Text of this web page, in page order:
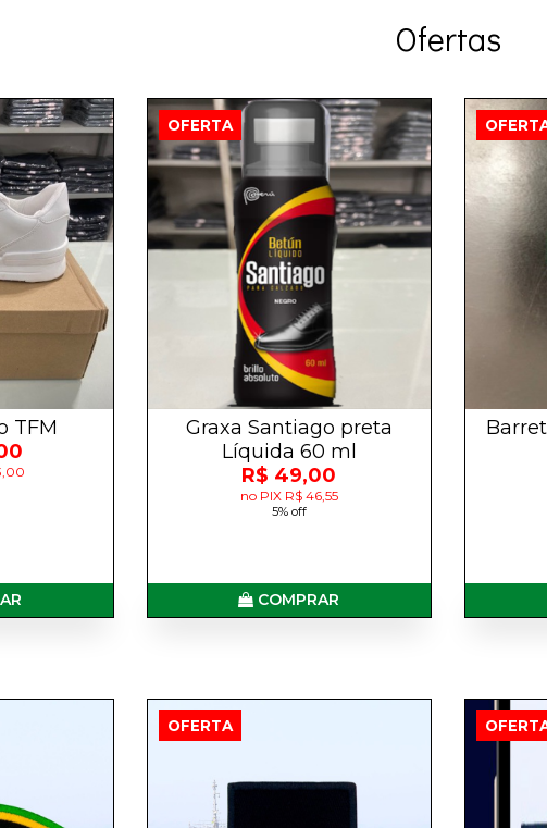
Ofertas
TFM
OFERTA
Graxa Santiago preta
Líquida 60 ml
R$ 49,00
no PIX R$ 46,55
5% off
COMPRAR
OFERTA